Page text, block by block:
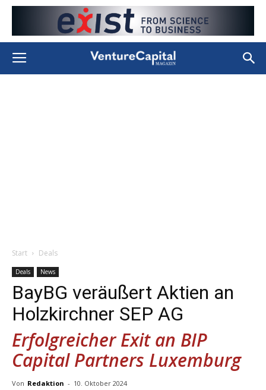
Start Deals
Deals News
BayBG veräußert Aktien an
Holzkirchner SEP AG
Erfolgreicher Exit an BIP
Capital Partners Luxemburg
Von Redaktion - 10. Oktober 2024